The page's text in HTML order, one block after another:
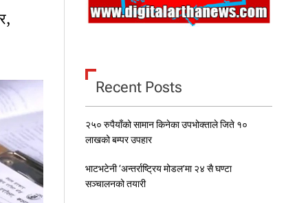
म
Recent Posts
२५० रुपैयाँको सामान किनेका उपभोक्ताले जिते १०
लाखको बम्पर उपहार
भाटभटेनी ‘अन्तर्राष्ट्रिय मोडल’मा २४ सै घण्टा
सञ्चालनको तयारी